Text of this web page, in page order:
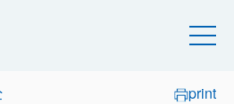
print